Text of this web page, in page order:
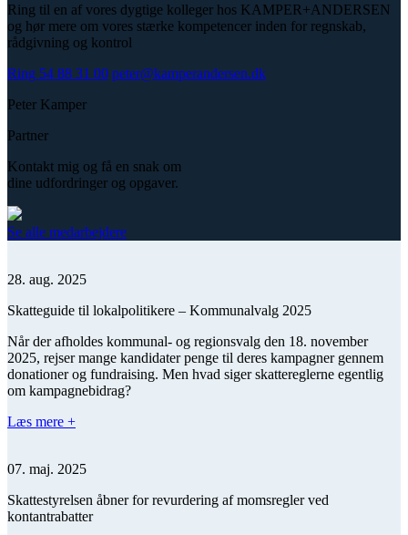
Ring til en af vores dygtige kolleger hos KAMPER+ANDERSEN
og hør mere om vores stærke kompetencer inden for regnskab,
rådgivning og kontrol
Ring 54 88 31 00 peter@kamperandersen.dk
Peter Kamper
Partner
Kontakt mig og få en snak om
dine udfordringer og opgaver.
Se alle medarbejdere
28. aug. 2025
Skatteguide til lokalpolitikere – Kommunalvalg 2025
Når der afholdes kommunal- og regionsvalg den 18. november
2025, rejser mange kandidater penge til deres kampagner gennem
donationer og fundraising. Men hvad siger skattereglerne egentlig
om kampagnebidrag?
Læs mere +
07. maj. 2025
Skattestyrelsen åbner for revurdering af momsregler ved
kontantrabatter